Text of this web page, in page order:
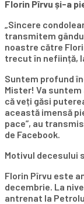
Florin Pîrvu și-a
„Sincere
transmitem
noastre către
trecut în neființă,
Suntem profund
Mister! Va
că veți găsi
această imensă
pace”, au
de Facebook.
Motivul decesului
Florin Pîrvu este
decembrie. La
antrenat la